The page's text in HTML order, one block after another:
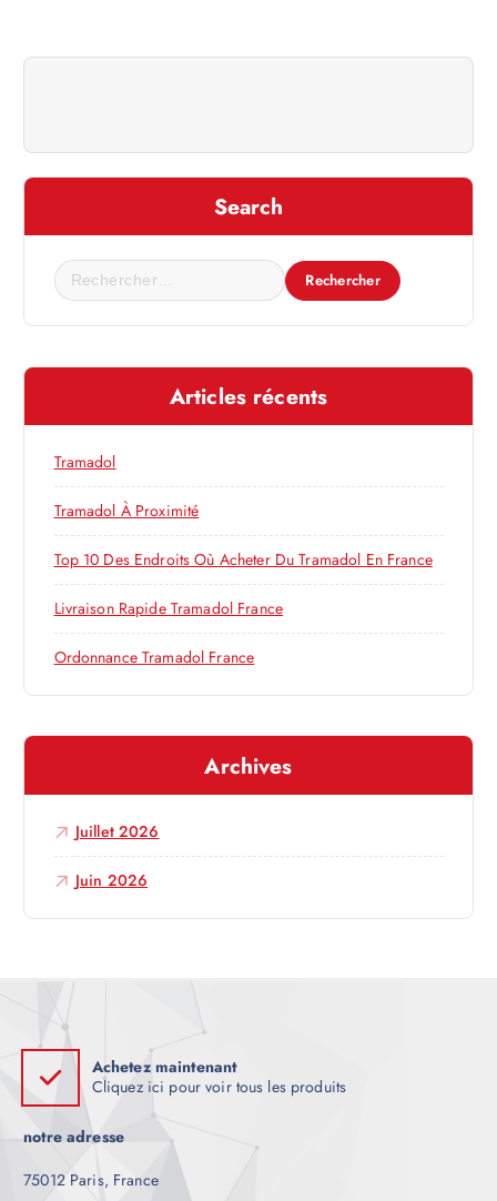
g
a
t
i
n
r
t
i
Search
R
e
c
e
c
e
r
:
Articles récents
Tramadol
Tramadol À Proximité
Top 10 Des Endroits Où Acheter Du Tramadol En France
Livraison Rapide Tramadol France
Ordonnance Tramadol France
Archives
Juillet 2026
Juin 2026
Achetez maintenant
Cliquez ici pour voir tous les produits
notre adresse
75012 Paris, France